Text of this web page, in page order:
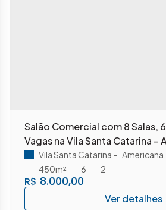
Salão Comercial com 8 Salas,
Vagas na Vila Santa Catarina –
R$ 8.000,00
Vila Santa Catarina Americana
6
450m² 2